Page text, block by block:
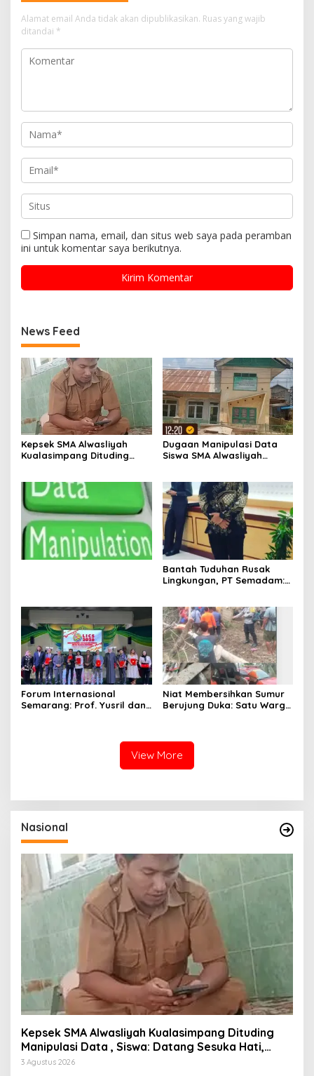
Alamat email Anda tidak akan dipublikasikan. Ruas yang wajib
ditandai *
Simpan nama, email, dan situs web saya pada peramban
ini untuk komentar saya berikutnya.
News Feed
Kepsek SMA Alwasliyah
Kualasimpang Dituding
MBG Disalurkan ke Guru &
Pesantren
Dugaan Manipulasi Data
Siswa SMA Alwasliyah
Dana BOS & Paket Makan
Bergizi
Bantah Tuduhan Rusak
Lingkungan, PT Semadam:
Tidak Bersalah
Forum Internasional
Semarang: Prof. Yusril dan
Lindungi Perempuan dan
Niat Membersihkan Sumur
Berujung Duka: Satu Warga
View More
Nasional
Kepsek SMA Alwasliyah Kualasimpang Dituding
Manipulasi Data , Siswa: Datang Sesuka Hati,
Dana MBG Disalurkan ke Guru & Pesantren
3 Agustus 2026